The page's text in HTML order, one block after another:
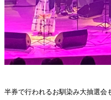
半券で行われるお馴染み大抽選会